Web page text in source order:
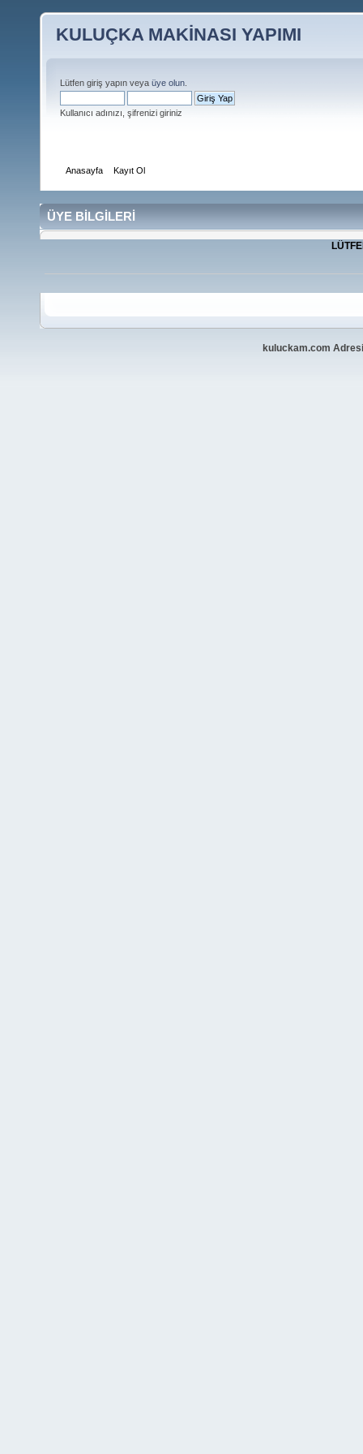
KULUÇKA MAKİNASI YAPIMI
Lütfen giriş yapın veya üye olun
Kullanıcı adınızı, şifrenizi giriniz
Anasayfa Kayıt Ol
ÜYE BİLGİLERİ
kuluckam.com